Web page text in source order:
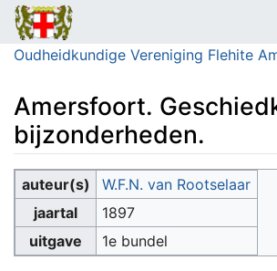
Oudheidkundige Vereniging Flehite
Amersfoort.
bijzonderheden.
Ga naar:navigatie, zoeken
auteur(s)
W.F.N. van Rootselaar
jaartal
1897
uitgave
1e bundel